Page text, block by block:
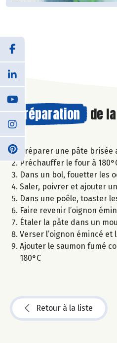
Préparation de la
Préparer une pâte brisée
Préchauffer le four à
Dans un bol, fouetter les
Saler, poivrer et ajouter
Dans une poêle, toaster
Faire revenir l’oignon
Étaler la pâte dans un
Verser l’oignon émincé
Ajouter le saumon fumé
180°C
Retour à la liste